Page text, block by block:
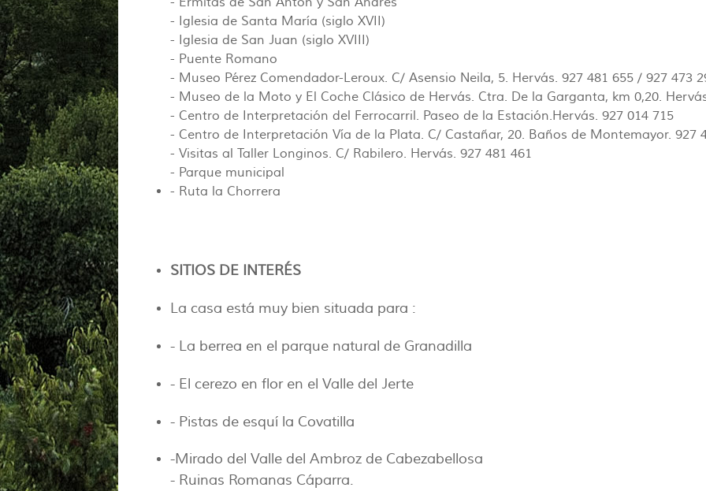
- Iglesia de Santa María (siglo XVII)
- Iglesia de San Juan (siglo XVIII)
- Puente Romano
- Museo Pérez Comendador-Leroux. C/ Asensio Neila, 5. Hervás. 927 481 655 / 927 473
- Museo de la Moto y El Coche Clásico de Hervás. Ctra. De la Garganta, km 0,20.
- Centro de Interpretación del Ferrocarril. Paseo de la Estación.Hervás. 927 014 715
- Centro de Interpretación Vía de la Plata. C/ Castañar, 20. Baños de Montemayor. 927
- Visitas al Taller Longinos. C/ Rabilero. Hervás. 927 481 461
- Parque municipal
- Ruta la Chorrera
SITIOS DE INTERÉS
La casa está muy bien situada para :
- La berrea en el parque natural de Granadilla
- El cerezo en flor en el Valle del Jerte
- Pistas de esquí la Covatilla
-Mirado del Valle del Ambroz de Cabezabellosa
- Ruinas Romanas Cáparra.